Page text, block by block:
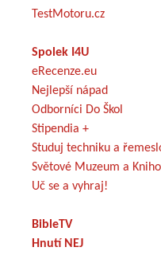
TestMotoru.cz
Spolek I4U
eRecenze.eu
Nejlepší nápad
Odborníci Do Škol
Stipendia +
Studuj techniku a
Světové Muzeum a
Uč se a vyhraj!
BibleTV
Hnutí NEJ